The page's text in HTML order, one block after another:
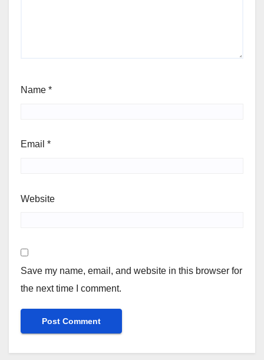
Name *
Email *
Website
Save my name, email, and website in this browser for
the next time I comment.